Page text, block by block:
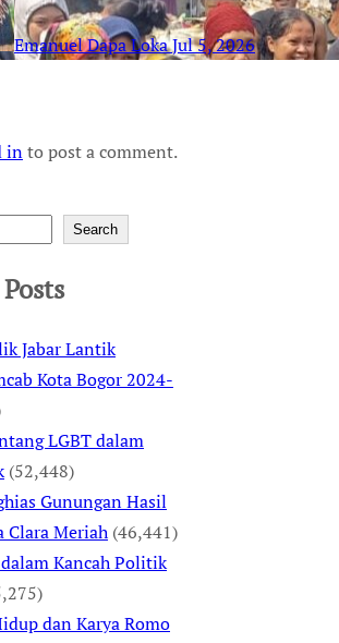
Emanuel Dapa LokaJul 5, 2026
into post a comment.
Search
Jabar Lantik
Kota Bogor 2024-
LGBT dalam
(52,448)
Gunungan Hasil
Clara Meriah (46,441)
Kancah Politik
dan Karya Romo